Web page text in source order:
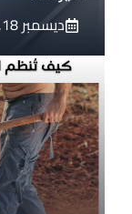
ديسمبر 18, 2024